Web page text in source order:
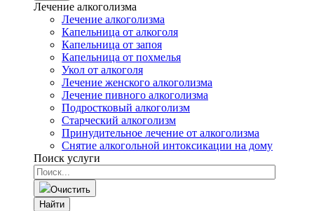
Лечение алкоголизма
Лечение алкоголизма
Капельница от алкоголя
Капельница от запоя
Капельница от похмелья
Укол от алкоголя
Лечение женского алкоголизма
Лечение пивного алкоголизма
Подростковый алкоголизм
Старческий алкоголизм
Принудительное лечение от алкоголизма
Снятие алкогольной интоксикации на дому
Поиск услуги
Очистить
Найти